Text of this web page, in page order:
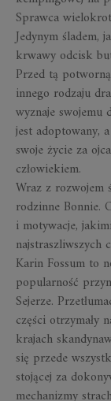
Sprawca
Jedynym śladem,
krwawy odcisk
Przed tą
innego rodzaju
wyznaje swojemu
jest adoptowany,
swoje życie za
człowiekiem.
Wraz z rozwojem
rodzinne Bonnie.
i motywacje,
najstraszliwszych
Karin Fossum to
popularność
Sejerze.
części otrzymały
krajach
się przede
stojącej za
mechanizmy